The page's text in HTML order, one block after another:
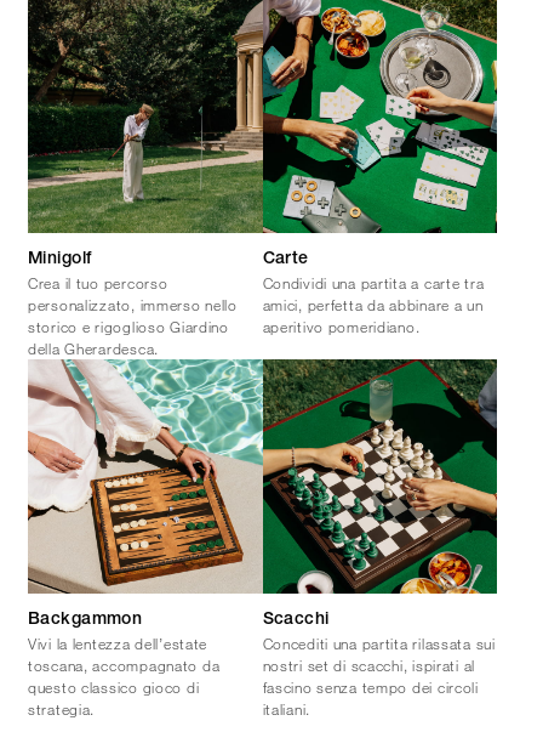
Minigolf
Crea il tuo percorso
personalizzato, immerso nello
storico e rigoglioso Giardino
della Gherardesca.
Carte
Condividi una partita a carte tra
amici, perfetta da abbinare a un
aperitivo pomeridiano.
Backgammon
Vivi la lentezza dell’estate
toscana, accompagnato da
questo classico gioco di
strategia.
Scacchi
Concediti una partita rilassata sui
nostri set di scacchi, ispirati al
fascino senza tempo dei circoli
italiani.